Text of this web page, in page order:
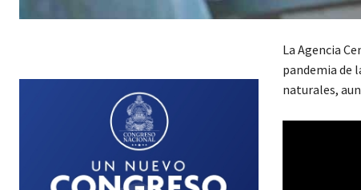
La Agencia
pandemia de
naturales,